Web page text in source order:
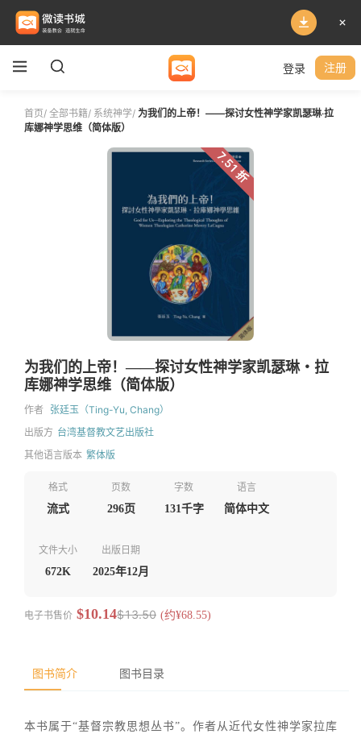
登录 注册
首页/ 全部书籍/ 系统神学/ 为我们的上帝！——探讨女性神学家凯瑟琳‧拉
库娜神学思维（简体版）
7.51 折
为我们的上帝！——探讨女性神学家凯瑟琳‧拉
库娜神学思维（简体版）
作者 张廷玉（Ting-Yu, Chang）
出版方 台湾基督教文艺出版社
其他语言版本 繁体版
格式
流式
页数
296页
字数
131千字
语言
简体中文
文件大小
672K
出版日期
2025年12月
电子书售价 $10.14$13.50 (约¥68.55)
图书简介 图书目录
本书属于“基督宗教思想丛书”。作者从近代女性神学家拉库